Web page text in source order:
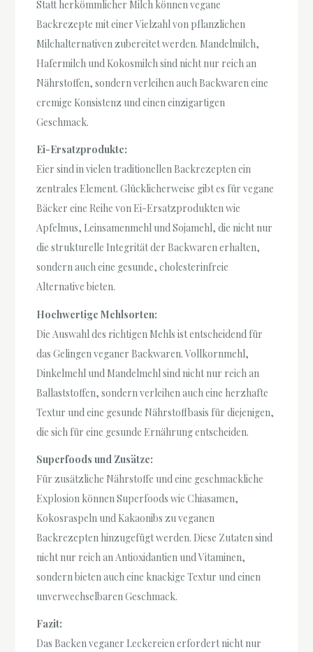
Statt herkömmlicher Milch können vegane
Backrezepte mit einer Vielzahl von pflanzlichen
Milchalternativen zubereitet werden. Mandelmilch,
Hafermilch und Kokosmilch sind nicht nur reich an
Nährstoffen, sondern verleihen auch Backwaren eine
cremige Konsistenz und einen einzigartigen
Geschmack.
Ei-Ersatzprodukte:
Eier sind in vielen traditionellen Backrezepten ein
zentrales Element. Glücklicherweise gibt es für vegane
Bäcker eine Reihe von Ei-Ersatzprodukten wie
Apfelmus, Leinsamenmehl und Sojamehl, die nicht nur
die strukturelle Integrität der Backwaren erhalten,
sondern auch eine gesunde, cholesterinfreie
Alternative bieten.
Hochwertige Mehlsorten:
Die Auswahl des richtigen Mehls ist entscheidend für
das Gelingen veganer Backwaren. Vollkornmehl,
Dinkelmehl und Mandelmehl sind nicht nur reich an
Ballaststoffen, sondern verleihen auch eine herzhafte
Textur und eine gesunde Nährstoffbasis für diejenigen,
die sich für eine gesunde Ernährung entscheiden.
Superfoods und Zusätze:
Für zusätzliche Nährstoffe und eine geschmackliche
Explosion können Superfoods wie Chiasamen,
Kokosraspeln und Kakaonibs zu veganen
Backrezepten hinzugefügt werden. Diese Zutaten sind
nicht nur reich an Antioxidantien und Vitaminen,
sondern bieten auch eine knackige Textur und einen
unverwechselbaren Geschmack.
Fazit:
Das Backen veganer Leckereien erfordert nicht nur